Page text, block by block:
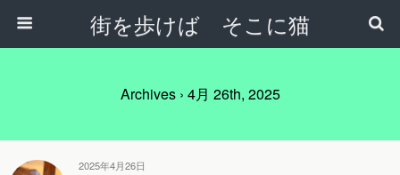
街を歩けば そこに猫
Archives › 4月 26th, 2025
2025年4月26日